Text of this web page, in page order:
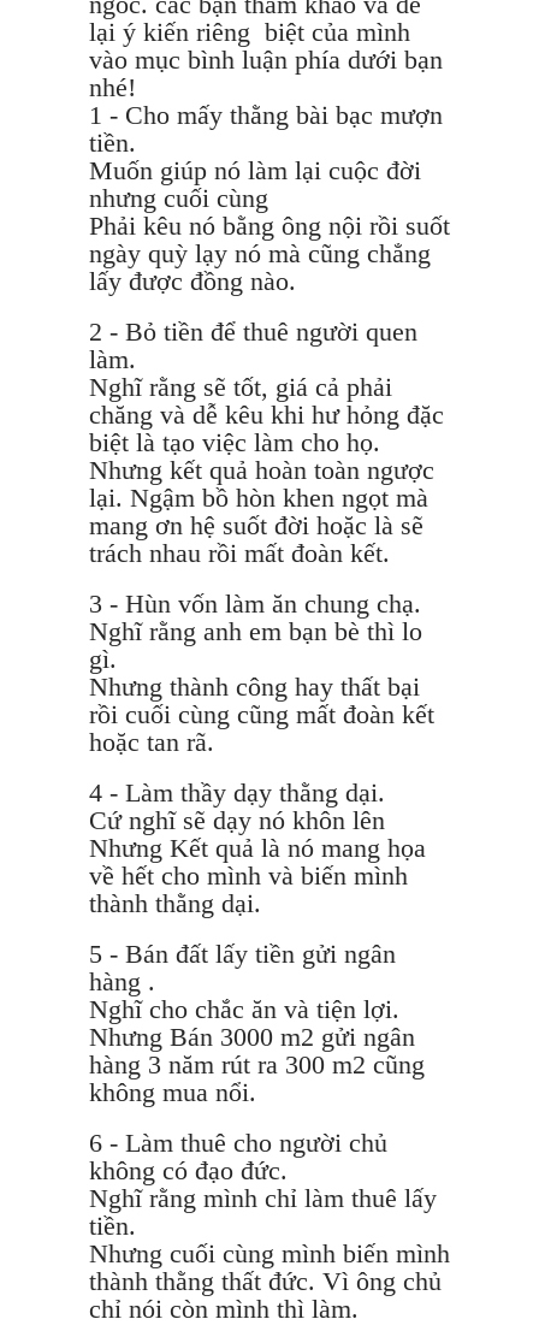
lại ý kiến riêng biệt của mình
vào mục bình luận phía dưới bạn
nhé!
1 - Cho mấy thằng bài bạc mượn
tiền.
Muốn giúp nó làm lại cuộc đời
nhưng cuối cùng
Phải kêu nó bằng ông nội rồi suốt
ngày quỳ lạy nó mà cũng chẳng
lấy được đồng nào.
2 - Bỏ tiền để thuê người quen
làm.
Nghĩ rằng sẽ tốt, giá cả phải
chăng và dễ kêu khi hư hỏng đặc
biệt là tạo việc làm cho họ.
Nhưng kết quả hoàn toàn ngược
lại. Ngậm bồ hòn khen ngọt mà
mang ơn hệ suốt đời hoặc là sẽ
trách nhau rồi mất đoàn kết.
3 - Hùn vốn làm ăn chung chạ.
Nghĩ rằng anh em bạn bè thì lo
gì.
Nhưng thành công hay thất bại
rồi cuối cùng cũng mất đoàn kết
hoặc tan rã.
4 - Làm thầy dạy thằng dại.
Cứ nghĩ sẽ dạy nó khôn lên
Nhưng Kết quả là nó mang họa
về hết cho mình và biến mình
thành thằng dại.
5 - Bán đất lấy tiền gửi ngân
hàng .
Nghĩ cho chắc ăn và tiện lợi.
Nhưng Bán 3000 m2 gửi ngân
hàng 3 năm rút ra 300 m2 cũng
không mua nổi.
6 - Làm thuê cho người chủ
không có đạo đức.
Nghĩ rằng mình chỉ làm thuê lấy
tiền.
Nhưng cuối cùng mình biến mình
thành thằng thất đức. Vì ông chủ
chỉ nói còn mình thì làm.